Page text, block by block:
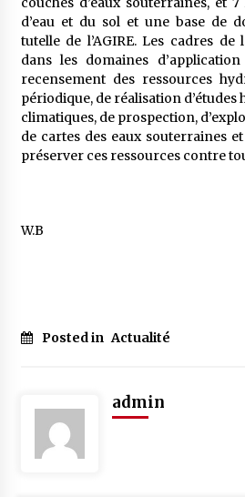
d’eau et du sol et une base de
tutelle de l’AGIRE. Les cadres
dans les domaines
recensement des ressources
périodique, de réalisation
climatiques, de prospection,
de cartes des eaux souterraines
préserver ces ressources contre
W.B
Posted in Actualité
admin